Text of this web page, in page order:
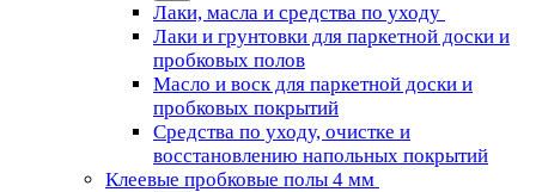
Лаки, масла и средства по уходу
Лаки и грунтовки для паркетной доски и
пробковых полов
Масло и воск для паркетной доски и
пробковых покрытий
Средства по уходу, очистке и
восстановлению напольных покрытий
Клеевые пробковые полы 4 мм